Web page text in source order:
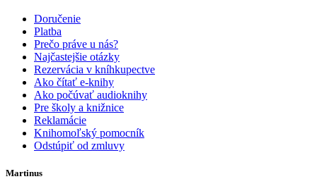
Doručenie
Platba
Prečo práve u nás?
Najčastejšie otázky
Rezervácia v kníhkupectve
Ako čítať e-knihy
Ako počúvať audioknihy
Pre školy a knižnice
Reklamácie
Knihomoľský pomocník
Odstúpiť od zmluvy
Martinus